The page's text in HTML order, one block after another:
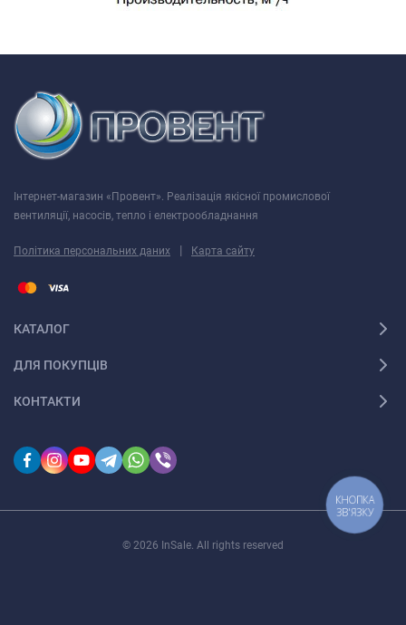
Інтернет-магазин «Провент». Реалізація якісної промислової
вентиляції, насосів, тепло і електрообладнання
Політика персональних даних | Карта сайту
КАТАЛОГ
ДЛЯ ПОКУПЦІВ
КОНТАКТИ
© 2026 InSale. All rights reserved
КНОПКА
ЗВ'ЯЗКУ